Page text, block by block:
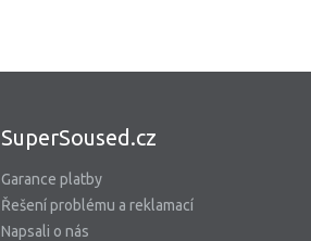
SuperSoused.cz
Garance platby
Řešení problému a reklamací
Napsali o nás